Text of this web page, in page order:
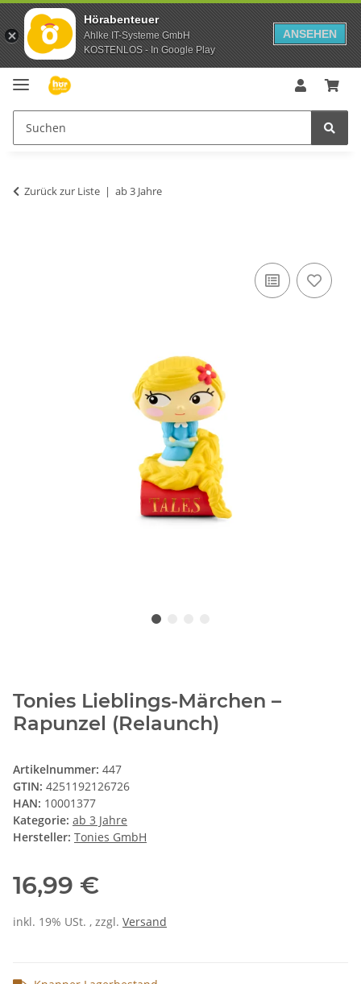
Hörabenteuer
Ahlke IT-Systeme GmbH
KOSTENLOS - In Google Play
ANSEHEN
Zurück zur Liste ab 3 Jahre
Tonies Lieblings-Märchen –
Rapunzel (Relaunch)
Artikelnummer: 447
GTIN: 4251192126726
HAN: 10001377
Kategorie: ab 3 Jahre
Hersteller: Tonies GmbH
16,99 €
inkl. 19% USt. , zzgl. Versand